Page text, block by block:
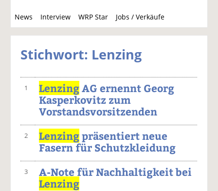
News Interview WRP Star Jobs / Verkäufe
u
c
Stichwort: Lenzing
1 LenzingAG ernennt Georg
Kasperkovitz zum
Vorstandsvorsitzenden
2 Lenzingpräsentiert neue
Fasern für Schutzkleidung
3
A-Note für Nachhaltigkeit bei
Lenzing